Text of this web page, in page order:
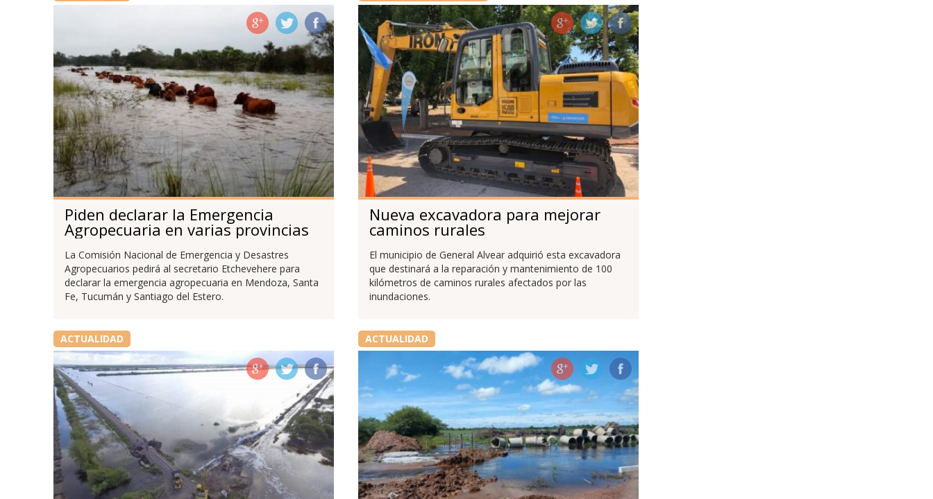
Piden declarar la Emergencia
Agropecuaria en varias provincias
La Comisión Nacional de Emergencia y Desastres
Agropecuarios pedirá al secretario Etchevehere para
declarar la emergencia agropecuaria en Mendoza, Santa
Fe, Tucumán y Santiago del Estero.
Nueva excavadora para mejorar
caminos rurales
El municipio de General Alvear adquirió esta excavadora
que destinará a la reparación y mantenimiento de 100
kilómetros de caminos rurales afectados por las
inundaciones.
ACTUALIDAD ACTUALIDAD